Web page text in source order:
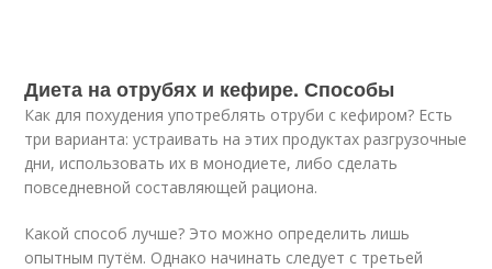
Диета на отрубях и кефире. Способы
Как для похудения употреблять отруби с кефиром? Есть
три варианта: устраивать на этих продуктах разгрузочные
дни, использовать их в монодиете, либо сделать
повседневной составляющей рациона.
Какой способ лучше? Это можно определить лишь
опытным путём. Однако начинать следует с третьей